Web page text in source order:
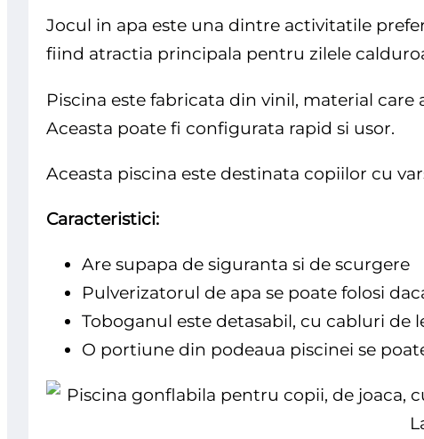
Jocul in apa este una dintre activitatile
fiind atractia principala pentru zilele
Piscina este fabricata din vinil, material
Aceasta poate fi configurata rapid si usor.
Aceasta piscina este destinata copiilor cu
Caracteristici:
Are supapa de siguranta si de scurgere
Pulverizatorul de apa se poate folosi
Toboganul este detasabil, cu cabluri
O portiune din podeaua piscinei se